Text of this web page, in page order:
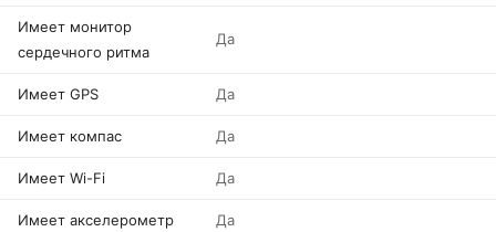
Имеет монитор
сердечного ритма
Да
Имеет GPS Да
Имеет компас Да
Имеет Wi-Fi Да
Имеет акселерометр Да